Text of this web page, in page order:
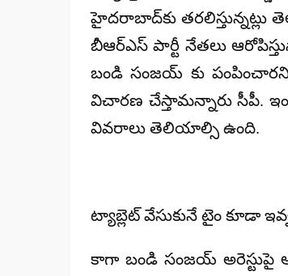
హైదరాబాద్‌కు
బీఆర్ఎస్ పార్టీ నేతలు
బండి సంజయ్ కు
విచారణ చేస్తామన్నారు సీపీ.
వివరాలు తెలియాల్సి ఉంది.
ట్యాబ్లెట్ వేసుకునే టైం కూడా
కాగా బండి సంజయ్ అరెస్టుపై